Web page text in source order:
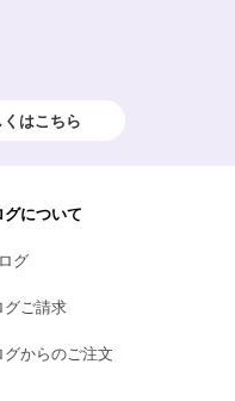
くはこちら
グについて
グ
グご請求
グからのご注文